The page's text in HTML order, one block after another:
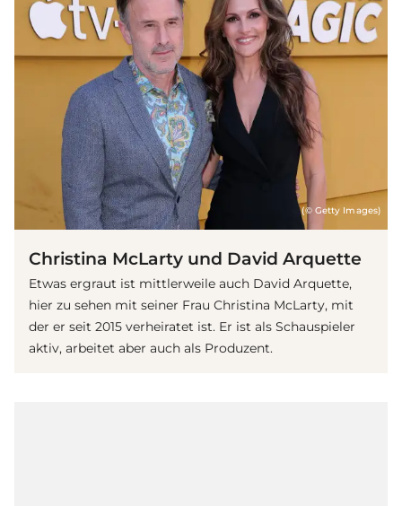
(© Getty Images)
Christina McLarty und David Arquette
Etwas ergraut ist mittlerweile auch David Arquette,
hier zu sehen mit seiner Frau Christina McLarty, mit
der er seit 2015 verheiratet ist. Er ist als Schauspieler
aktiv, arbeitet aber auch als Produzent.